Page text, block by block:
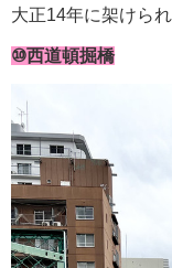
大正14年に架けら
⑩西道頓掘橋